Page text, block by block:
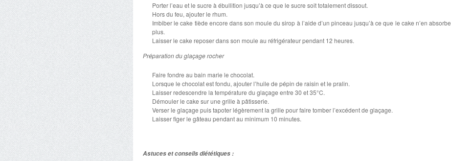
Porter l’eau et le sucre à ébullition jusqu’à ce que le sucre soit totalement dissout.
Hors du feu, ajouter le rhum.
Imbiber le cake tiède encore dans son moule du sirop à l’aide d’un pinceau jusqu’à ce que le cake n’en absorbe
plus.
Laisser le cake reposer dans son moule au réfrigérateur pendant 12 heures.
Préparation du glaçage rocher
Faire fondre au bain marie le chocolat.
Lorsque le chocolat est fondu, ajouter l’huile de pépin de raisin et le pralin.
Laisser redescendre la température du glaçage entre 30 et 35°C.
Démouler le cake sur une grille à pâtisserie.
Verser le glaçage puis tapoter légèrement la grille pour faire tomber l’excédent de glaçage.
Laisser figer le gâteau pendant au minimum 10 minutes.
Astuces et conseils diététiques :